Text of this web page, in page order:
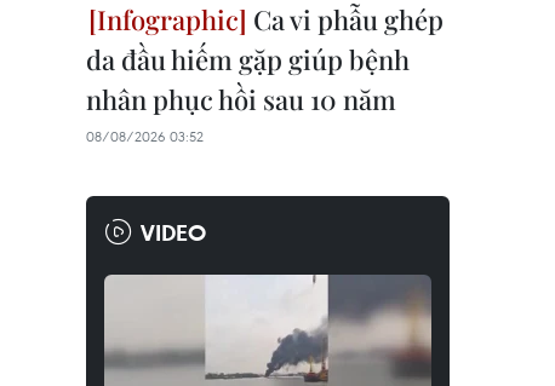
Ca vi phẫu ghép
da đầu hiếm gặp giúp bệnh
nhân phục hồi sau 10 năm
08/08/2026 03:52
VIDEO